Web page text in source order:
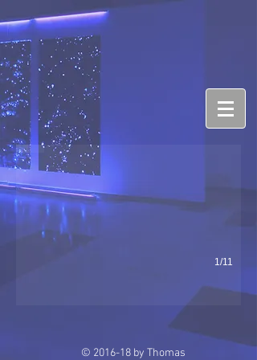
Astronaut
Graphit und Lack auf MDF
1/11
© 2016-18 by Thomas